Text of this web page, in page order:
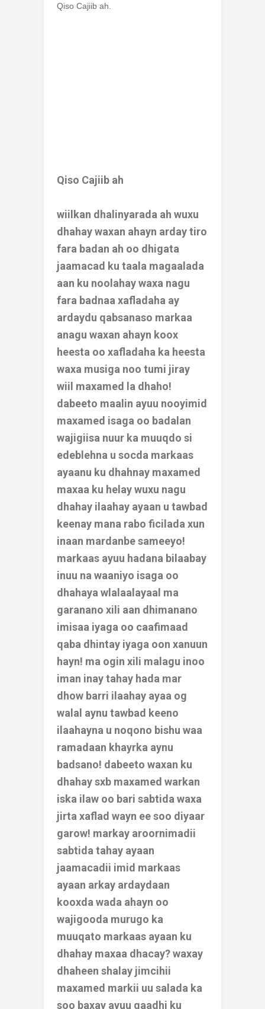
Qiso Cajiib ah.
Qiso Cajiib ah
wiilkan dhalinyarada ah wuxu
dhahay waxan ahayn arday tiro
fara badan ah oo dhigata
jaamacad ku taala magaalada
aan ku noolahay waxa nagu
fara badnaa xafladaha ay
ardaydu qabsanaso markaa
anagu waxan ahayn koox
heesta oo xafladaha ka heesta
waxa musiga noo tumi jiray
wiil maxamed la dhaho!
dabeeto maalin ayuu nooyimid
maxamed isaga oo badalan
wajigiisa nuur ka muuqdo si
edeblehna u socda markaas
ayaanu ku dhahnay maxamed
maxaa ku helay wuxu nagu
dhahay ilaahay ayaan u tawbad
keenay mana rabo ficilada xun
inaan mardanbe sameeyo!
markaas ayuu hadana bilaabay
inuu na waaniyo isaga oo
dhahaya wlalaalayaal ma
garanano xili aan dhimanano
imisaa iyaga oo caafimaad
qaba dhintay iyaga oon xanuun
hayn! ma ogin xili malagu inoo
iman inay tahay hada mar
dhow barri ilaahay ayaa og
walal aynu tawbad keeno
ilaahayna u noqono bishu waa
ramadaan khayrka aynu
badsano! dabeeto waxan ku
dhahay sxb maxamed warkan
iska ilaw oo bari sabtida waxa
jirta xaflad wayn ee soo diyaar
garow! markay aroornimadii
sabtida tahay ayaan
jaamacadii imid markaas
ayaan arkay ardaydaan
kooxda wada ahayn oo
wajigooda murugo ka
muuqato markaas ayaan ku
dhahay maxaa dhacay? waxay
dhaheen shalay jimcihii
maxamed markii uu salada ka
soo baxay ayuu gaadhi ku